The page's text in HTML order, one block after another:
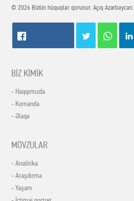
© 2026 Bütün hüquqlar qorunur. Açıq Azərbaycan.
BİZ KİMİK
- Haqqımızda
- Komanda
- Əlaqə
MÖVZULAR
- Analitika
- Araşdırma
- Yaşam